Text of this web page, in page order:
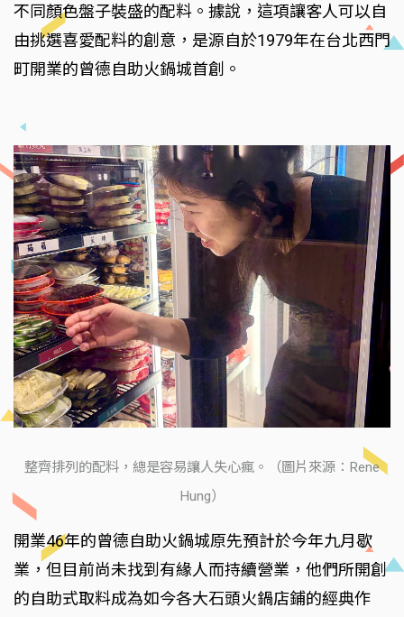
不同顏色盤子裝盛的配料。據說，這項讓客人可以自
由挑選喜愛配料的創意，是源自於1979年在台北西門
町開業的曾德自助火鍋城首創。
整齊排列的配料，總是容易讓人失心瘋。（圖片來源：Rene
Hung）
開業46年的曾德自助火鍋城原先預計於今年九月歇
業，但目前尚未找到有緣人而持續營業，他們所開創
的自助式取料成為如今各大石頭火鍋店鋪的經典作